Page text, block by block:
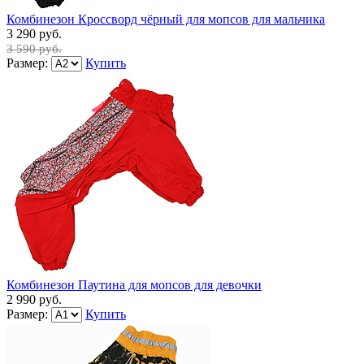
Комбинезон Кроссворд чёрный для мопсов для мальчика
3 290 руб.
3 590 руб.
Размер: Купить
Комбинезон Паутина для мопсов для девочки
2 990 руб.
Размер:
Купить